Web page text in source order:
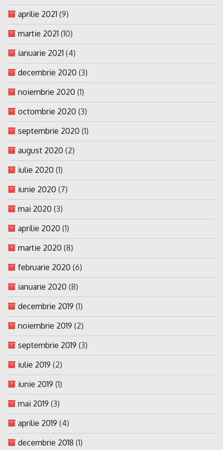
aprilie 2021 (9)
martie 2021 (10)
ianuarie 2021 (4)
decembrie 2020 (3)
noiembrie 2020 (1)
octombrie 2020 (3)
septembrie 2020 (1)
august 2020 (2)
iulie 2020 (1)
iunie 2020 (7)
mai 2020 (3)
aprilie 2020 (1)
martie 2020 (8)
februarie 2020 (6)
ianuarie 2020 (8)
decembrie 2019 (1)
noiembrie 2019 (2)
septembrie 2019 (3)
iulie 2019 (2)
iunie 2019 (1)
mai 2019 (3)
aprilie 2019 (4)
decembrie 2018 (1)